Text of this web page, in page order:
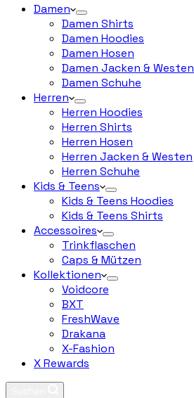
Damen
Damen Shirts
Damen Hoodies
Damen Hosen
Damen Jacken & Westen
Damen Schuhe
Herren
Herren Hoodies
Herren Shirts
Herren Hosen
Herren Jacken & Westen
Herren Schuhe
Kids & Teens
Kids & Teens Hoodies
Kids & Teens Shirts
Accessoires
Trinkflaschen
Caps & Mützen
Kollektionen
Voidcore
BXT
FreshWave
Drakana
X-Fashion
X Rewards